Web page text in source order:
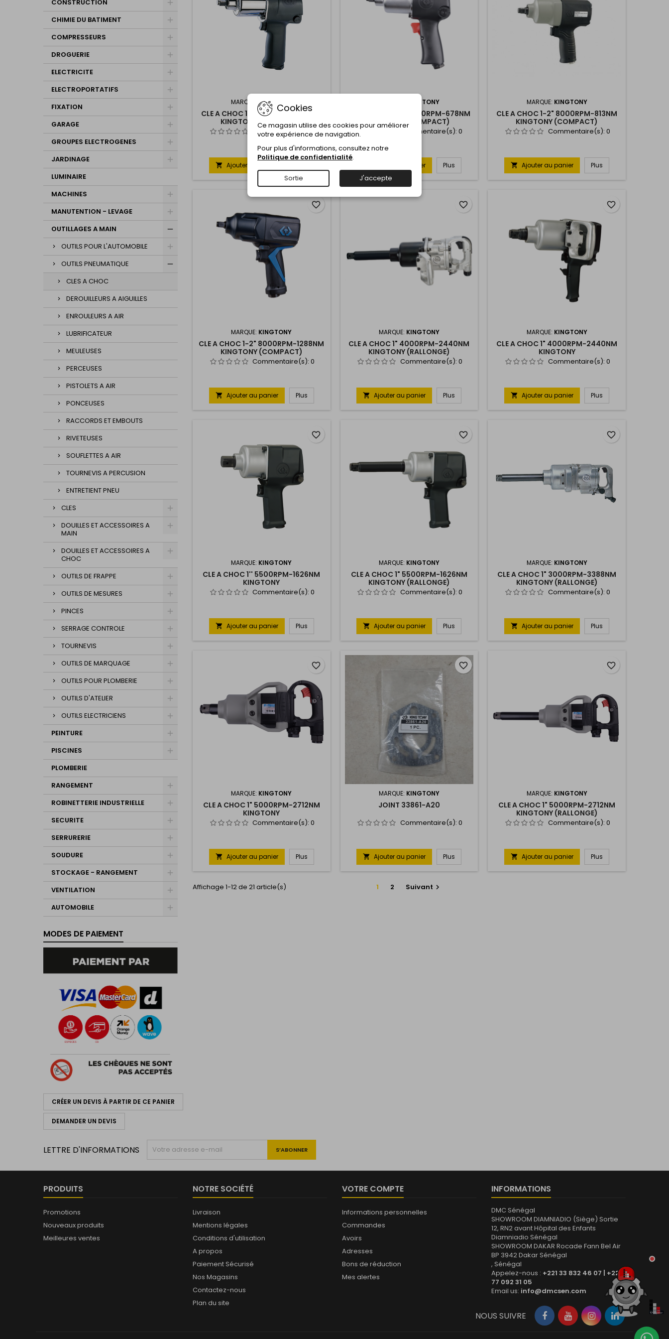
CONSTRUCTION
CHIMIE DU BATIMENT
COMPRESSEURS
DROGUERIE
ELECTRICITE
ELECTROPORTATIFS
FIXATION
GARAGE
GROUPES ELECTROGENES
JARDINAGE
LUMINAIRE
MACHINES
MANUTENTION - LEVAGE
OUTILLAGES A MAIN
OUTILS POUR L'AUTOMOBILE
OUTILS PNEUMATIQUE
CLES A CHOC
DEROUILLEURS A AIGUILLES
ENROULEURS A AIR
LUBRIFICATEUR
MEULEUSES
PERCEUSES
PISTOLETS A AIR
PONCEUSES
RACCORDS ET EMBOUTS
RIVETEUSES
SOUFLETTES A AIR
TOURNEVIS A PERCUSION
ENTRETIENT PNEU
CLES
DOUILLES ET ACCESSOIRES A
MAIN
DOUILLES ET ACCESSOIRES A
CHOC
OUTILS DE FRAPPE
OUTILS DE MESURES
PINCES
SERRAGE CONTROLE
TOURNEVIS
OUTILS DE MARQUAGE
OUTILS POUR PLOMBERIE
OUTILS D'ATELIER
OUTILS ELECTRICIENS
PEINTURE
PISCINES
PLOMBERIE
RANGEMENT
ROBINETTERIE INDUSTRIELLE
SECURITE
SERRURERIE
SOUDURE
STOCKAGE - RANGEMENT
VENTILATION
AUTOMOBILE
MODES DE PAIEMENT
CRÉER UN DEVIS À PARTIR DE CE PANIER
DEMANDER UN DEVIS
MARQUE: KINGTONY
CLE A CHOC 1-2" 8000RPM-881NM
KINGTONY (COMPACT)
Commentaire(s):0
 Ajouter au panier
KINGTONY
CLE A CHOC 1-2" 8000RPM-678NM
KINGTONY (COMPACT)
Commentaire(s): 0
Ajouter au panier Plus
MARQUE: KINGTONY
CLE A CHOC 1-2" 8000RPM-813NM
KINGTONY (COMPACT)
Commentaire(s): 0
 Ajouter au panier Plus
MARQUE: KINGTONY
CLE A CHOC 1-2" 8000RPM-1288NM
KINGTONY (COMPACT)
Commentaire(s):0
 Ajouter au panier Plus
favorite_border
MARQUE: KINGTONY
CLE A CHOC 1" 4000RPM-2440NM
KINGTONY (RALLONGE)
Commentaire(s): 0
 Ajouter au panier Plus
favorite_border
MARQUE: KINGTONY
CLE A CHOC 1" 4000RPM-2440NM
KINGTONY
Commentaire(s): 0
 Ajouter au panier Plus
favorite_border
MARQUE: KINGTONY
CLE A CHOC 1'' 5500RPM-1626NM
KINGTONY
Commentaire(s):0
 Ajouter au panier Plus
favorite_border
MARQUE: KINGTONY
CLE A CHOC 1" 5500RPM-1626NM
KINGTONY (RALLONGE)
Commentaire(s): 0
 Ajouter au panier Plus
favorite_border
MARQUE: KINGTONY
CLE A CHOC 1" 3000RPM-3388NM
KINGTONY (RALLONGE)
Commentaire(s): 0
 Ajouter au panier Plus
favorite_border
MARQUE: KINGTONY
CLE A CHOC 1" 5000RPM-2712NM
KINGTONY
Commentaire(s):0
 Ajouter au panier Plus
favorite_border
MARQUE: KINGTONY
JOINT 33861-A20
Commentaire(s): 0
 Ajouter au panier Plus
favorite_border
MARQUE: KINGTONY
CLE A CHOC 1" 5000RPM-2712NM
KINGTONY (RALLONGE)
Commentaire(s): 0
 Ajouter au panier Plus
favorite_border
Affichage 1-12 de 21 article(s) 1 2 Suivant 
LETTRE D'INFORMATIONS
PRODUITS
Promotions
Nouveaux produits
Meilleures ventes
NOTRE SOCIÉTÉ
Livraison
Mentions légales
Conditions d'utilisation
A propos
Paiement Sécurisé
Nos Magasins
Contactez-nous
Plan du site
VOTRE COMPTE
Informations personnelles
Commandes
Avoirs
Adresses
Bons de réduction
Mes alertes
INFORMATIONS
DMC Sénégal
SHOWROOM DIAMNIADIO (Siège) Sortie
12, RN2 avant Hôpital des Enfants
Diamniadio Sénégal
SHOWROOM DAKAR Rocade Fann Bel Air
BP 3942 Dakar Sénégal
, Sénégal
Appelez-nous : +221 33 832 46 07 | +221
77 092 31 05
Email us: info@dmcsen.com
Cookies
Ce magasin utilise des cookies pour améliorer
votre expérience de navigation.
Pour plus d'informations, consultez notre
Politique de confidentialité.
Sortie J'accepte
NOUS SUIVRE